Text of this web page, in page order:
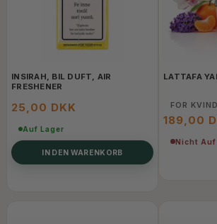
INSIRAH, BIL DUFT, AIR
FRESHENER
25,00 DKK
Auf Lager
IN DEN WARENKORB
LATTAFA
FOR
189,00
Nicht Auf